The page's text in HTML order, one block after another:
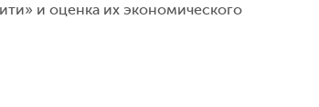
и оценка их экономического